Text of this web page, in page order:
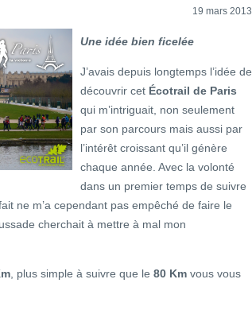
19 mars 2013
Une idée bien ficelée
J’avais depuis longtemps l’idée de
découvrir cet Écotrail de Paris
qui m’intriguait, non seulement
par son parcours mais aussi par
l’intérêt croissant qu’il génère
chaque année. Avec la volonté
dans un premier temps de suivre
ne m’a cependant pas empêché de faire le
cherchait à mettre à mal mon
, plus simple à suivre que le 80 Km vous vous